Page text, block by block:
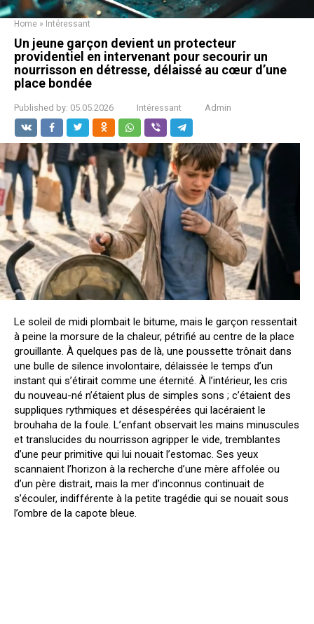
Home » Intéressant
Un jeune garçon devient un protecteur
providentiel en intervenant pour secourir un
nourrisson en détresse, délaissé au cœur d’une
place bondée
Published by: 05.05.2026 Intéressant Admin
Le soleil de midi plombait le bitume, mais le garçon ressentait
à peine la morsure de la chaleur, pétrifié au centre de la place
grouillante. À quelques pas de là, une poussette trônait dans
une bulle de silence involontaire, délaissée le temps d’un
instant qui s’étirait comme une éternité. À l’intérieur, les cris
du nouveau-né n’étaient plus de simples sons ; c’étaient des
suppliques rythmiques et désespérées qui lacéraient le
brouhaha de la foule. L’enfant observait les mains minuscules
et translucides du nourrisson agripper le vide, tremblantes
d’une peur primitive qui lui nouait l’estomac. Ses yeux
scannaient l’horizon à la recherche d’une mère affolée ou
d’un père distrait, mais la mer d’inconnus continuait de
s’écouler, indifférente à la petite tragédie qui se nouait sous
l’ombre de la capote bleue.